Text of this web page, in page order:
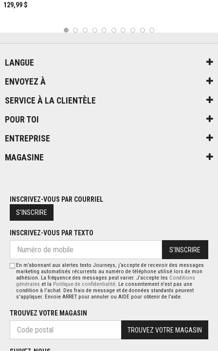
129,99 $
LANGUE
ENVOYEZ À
SERVICE À LA CLIENTÈLE
POUR TOI
ENTREPRISE
MAGASINE
INSCRIVEZ-VOUS PAR COURRIEL
S'INSCRIRE
INSCRIVEZ-VOUS PAR TEXTO
S'INSCRIRE
En m’abonnant aux alertes texto Journeys, j’accepte de recevoir des messages
marketing automatisés récurrents au numéro de téléphone utilisé lors de mon
adhésion. La fréquence des messages peut varier. J’accepte les Conditions
générales et la Politique de confidentialité. Le consentement n'est pas une
condition à l'achat. Des frais de message et de données standards peuvent
s'appliquer. Envoie ARRET pour annuler ou AIDE pour obtenir de l’aide.
TROUVEZ VOTRE MAGASIN
TROUVEZ VOTRE MAGASIN